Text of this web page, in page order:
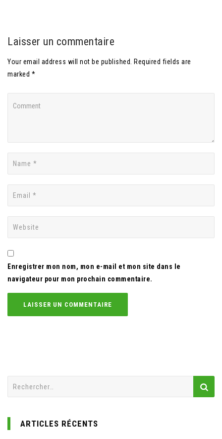
Laisser un commentaire
Your email address will not be published. Required fields are
marked *
Enregistrer mon nom, mon e-mail et mon site dans le
navigateur pour mon prochain commentaire.
ARTICLES RÉCENTS